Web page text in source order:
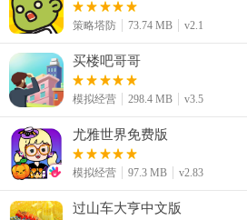
策略塔防 73.74 MB v2.1
买楼吧哥哥
模拟经营 298.4 MB v3.5
尤雅世界免费版
模拟经营 97.3 MB v2.83
过山车大亨中文版